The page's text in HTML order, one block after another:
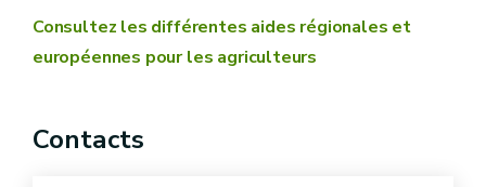
Consultez les différentes aides régionales et
européennes pour les agriculteurs
Contacts